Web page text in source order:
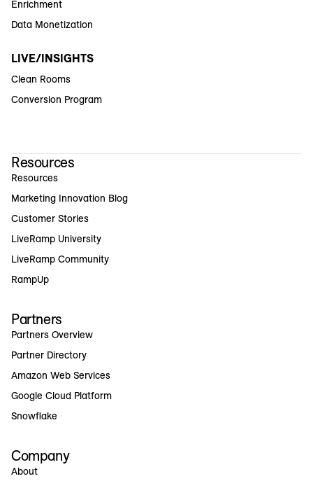
Enrichment
Data Monetization
LIVE/INSIGHTS
Clean Rooms
Conversion Program
Resources
Resources
Marketing Innovation Blog
Customer Stories
LiveRamp University
LiveRamp Community
RampUp
Partners
Partners Overview
Partner Directory
Amazon Web Services
Google Cloud Platform
Snowflake
Company
About